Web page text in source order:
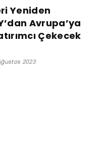
Yeniden
Avrupa’ya
Çekecek
2023